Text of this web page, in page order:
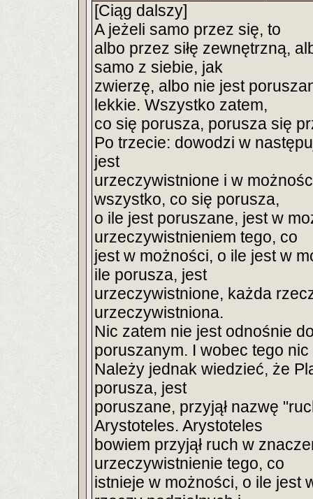
[Ciąg dalszy]
A jeżeli samo przez się, to
albo przez siłę zewnętrzną,
samo z siebie, jak
zwierzę, albo nie jest
lekkie. Wszystko zatem,
co się porusza, porusza się
Po trzecie: dowodzi w
jest
urzeczywistnione i w
wszystko, co się porusza,
o ile jest poruszane, jest w
urzeczywistnieniem tego, co
jest w możności, o ile jest w
ile porusza, jest
urzeczywistnione, każda
urzeczywistniona.
Nic zatem nie jest odnośnie
poruszanym. I wobec tego
Należy jednak wiedzieć, że
porusza, jest
poruszane, przyjął nazwę
Arystoteles. Arystoteles
bowiem przyjął ruch w
urzeczywistnienie tego, co
istnieje w możności, o ile jest